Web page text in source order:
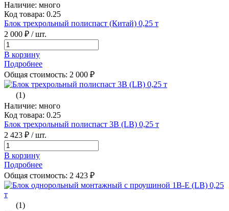
Наличие: много
Код товара: 0.25
Блок трехрольный полиспаст (Китай) 0,25 т
2 000 ₽ / шт.
В корзину
Подробнее
Общая стоимость: 2 000 ₽
(1)
Наличие: много
Код товара: 0.25
Блок трехрольный полиспаст 3B (LB) 0,25 т
2 423 ₽ / шт.
В корзину
Подробнее
Общая стоимость: 2 423 ₽
(1)